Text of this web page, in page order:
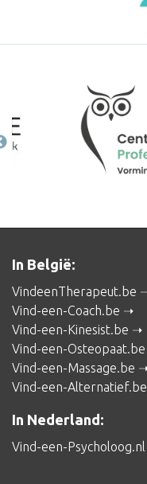
In België:
VindeenTherapeut.be
Vind-een-Coach.be
Vind-een-Kinesist.be
Vind-een-Osteopaat.be
Vind-een-Massage.be
Vind-een-Alternatief.be
In Nederland:
Vind-een-Psycholoog.nl